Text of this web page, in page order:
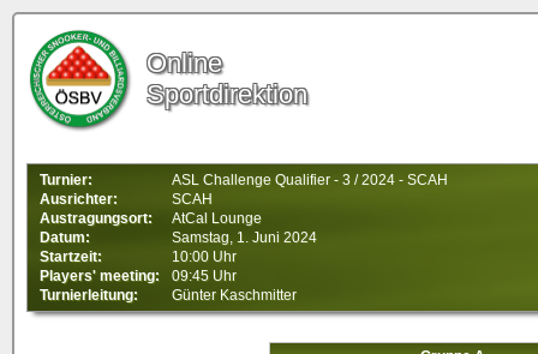
Online
Sportdirektion
Turnier:
ASL Challenge Qualifier - 3 / 2024 - SCAH
Ausrichter:
SCAH
Austragungsort:
AtCal Lounge
Datum:
Samstag, 1. Juni 2024
Startzeit:
10:00 Uhr
Players' meeting:
09:45 Uhr
Turnierleitung:
Günter Kaschmitter